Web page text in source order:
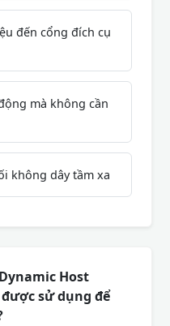
đến cổng đích cụ
mà không cần
không dây tầm xa
Host
sử dụng để